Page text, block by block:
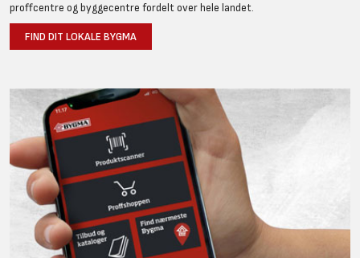
proffcentre og byggecentre fordelt over hele landet.
FIND DIT LOKALE BYGMA